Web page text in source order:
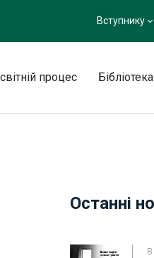
Вступнику
процес Бібліотека
Останні